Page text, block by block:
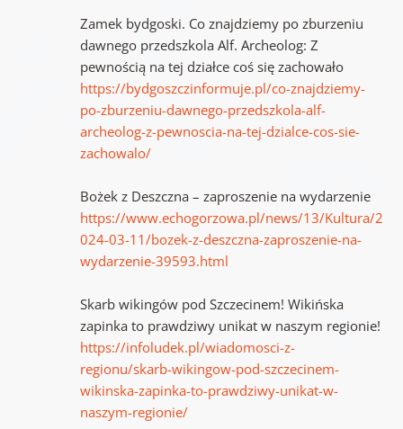
Zamek bydgoski. Co znajdziemy po zburzeniu
dawnego przedszkola Alf. Archeolog: Z
pewnością na tej działce coś się zachowało
https://bydgoszczinformuje.pl/co-znajdziemy-
po-zburzeniu-dawnego-przedszkola-alf-
archeolog-z-pewnoscia-na-tej-dzialce-cos-sie-
zachowalo/
Bożek z Deszczna – zaproszenie na wydarzenie
https://www.echogorzowa.pl/news/13/Kultura/2
024-03-11/bozek-z-deszczna-zaproszenie-na-
wydarzenie-39593.html
Skarb wikingów pod Szczecinem! Wikińska
zapinka to prawdziwy unikat w naszym regionie!
https://infoludek.pl/wiadomosci-z-
regionu/skarb-wikingow-pod-szczecinem-
wikinska-zapinka-to-prawdziwy-unikat-w-
naszym-regionie/